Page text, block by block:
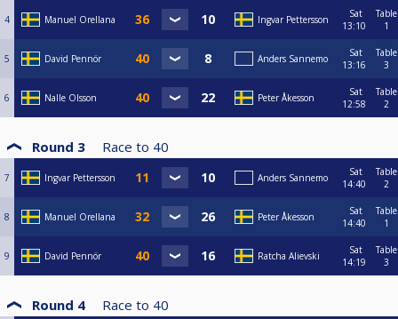
4 Manuel Orellana Ingvar Pettersson
Sat
13:10
Table
1
5 David Pennör Anders Sannemo
Sat
13:16
Table
3
6 Nalle Olsson Peter Åkesson
Sat
12:58
Table
2
Round 3 Race to 40
7 Ingvar Pettersson Anders Sannemo
Sat
14:40
Table
2
8 Manuel Orellana Peter Åkesson
Sat
14:40
Table
1
9 David Pennör Ratcha Alievski
Sat
14:19
Table
3
Round 4 Race to 40